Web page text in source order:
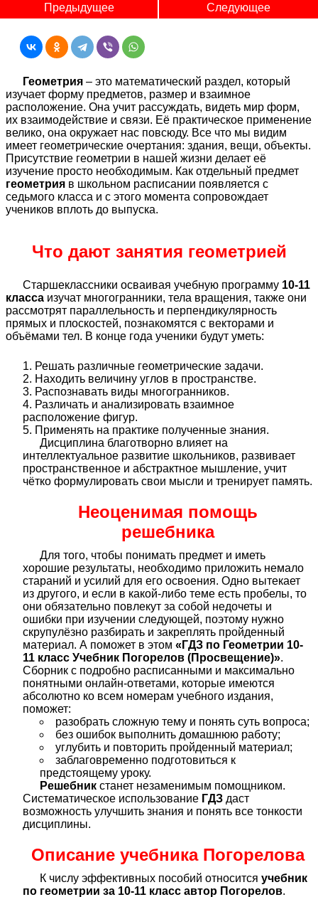
Предыдущее Следующее
Геометрия – это математический раздел, который
изучает форму предметов, размер и взаимное
расположение. Она учит рассуждать, видеть мир форм,
их взаимодействие и связи. Её практическое применение
велико, она окружает нас повсюду. Все что мы видим
имеет геометрические очертания: здания, вещи, объекты.
Присутствие геометрии в нашей жизни делает её
изучение просто необходимым. Как отдельный предмет
геометрия в школьном расписании появляется с
седьмого класса и с этого момента сопровождает
учеников вплоть до выпуска.
Что дают занятия геометрией
Старшеклассники осваивая учебную программу 10-11
класса изучат многогранники, тела вращения, также они
рассмотрят параллельность и перпендикулярность
прямых и плоскостей, познакомятся с векторами и
объёмами тел. В конце года ученики будут уметь:
Решать различные геометрические задачи.
Находить величину углов в пространстве.
Распознавать виды многогранников.
Различать и анализировать взаимное
расположение фигур.
Применять на практике полученные знания.
Дисциплина благотворно влияет на
интеллектуальное развитие школьников, развивает
пространственное и абстрактное мышление, учит
чётко формулировать свои мысли и тренирует память.
Неоценимая помощь
решебника
Для того, чтобы понимать предмет и иметь
хорошие результаты, необходимо приложить немало
стараний и усилий для его освоения. Одно вытекает
из другого, и если в какой-либо теме есть пробелы, то
они обязательно повлекут за собой недочеты и
ошибки при изучении следующей, поэтому нужно
скрупулёзно разбирать и закреплять пройденный
материал. А поможет в этом «ГДЗ по Геометрии 10-
11 класс Учебник Погорелов (Просвещение)».
Сборник с подробно расписанными и максимально
понятными онлайн-ответами, которые имеются
абсолютно ко всем номерам учебного издания,
поможет:
разобрать сложную тему и понять суть вопроса;
без ошибок выполнить домашнюю работу;
углубить и повторить пройденный материал;
заблаговременно подготовиться к
предстоящему уроку.
Решебник станет незаменимым помощником.
Систематическое использование ГДЗ даст
возможность улучшить знания и понять все тонкости
дисциплины.
Описание учебника Погорелова
К числу эффективных пособий относится учебник
по геометрии за 10-11 класс автор Погорелов.